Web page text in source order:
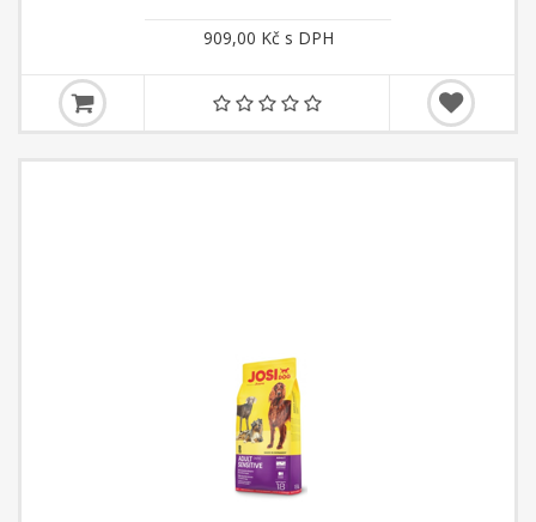
909,00 Kč s DPH